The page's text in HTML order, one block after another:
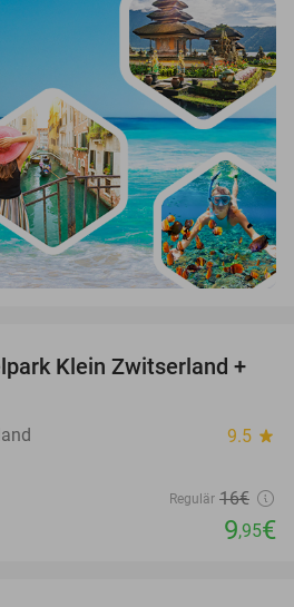
38%
Klein Zwitserland +
9.5 star
Regulär 16€
9,95€